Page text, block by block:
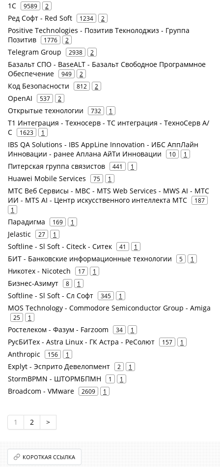
1С 9589 2
Ред Софт - Red Soft 1234 2
Positive Technologies - Позитив Текнолоджиз - Группа
Позитив
1776 2
Telegram Group 2938 2
Базальт СПО - BaseALT - Базальт Свободное Программное
Обеспечение
949 2
Код Безопасности 812 2
OpenAI 537 2
Открытые технологии 732 1
Т1 Интеграция - Техносерв - ТС интеграция - ТехноСерв А/
С
1623 1
IBS QA Solutions - IBS AppLine Innovation - ИБС АппЛайн
Инновации - ранее Аплана АйТи Инновации
10 1
Питерская группа связистов 441 1
Huawei Mobile Services 75 1
МТС Веб Сервисы - МВС - MTS Web Services - MWS AI - МТС
ИИ - MTS AI - Центр искусственного интеллекта МТС
187
1
Парадигма 169 1
Jelastic 27 1
Softline - Sl Soft - Citeck - Ситек 41 1
БИТ - Банковские информационные технологии 5 1
Никотех - Nicotech 17 1
Бизнес-Азимут 8 1
Softline - Sl Soft - Сл Софт 345 1
MOS Technology - Commodore Semiconductor Group - Amiga
25 1
Ростелеком - Фазум - Farzoom 34 1
РусБИТех - Astra Linux - ГК Астра - РеСолют 157 1
Anthropic 156 1
Explyt - Эсприто Девелопмент 2 1
StormBPMN - ШТОРМБПМН 1 1
Broadcom - VMware 2609 1
1 2 >
КОРОТКАЯ ССЫЛКА